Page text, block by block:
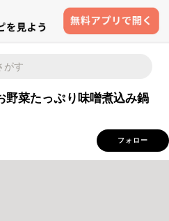
野菜たっぷり味噌煮込み鍋
フォロー